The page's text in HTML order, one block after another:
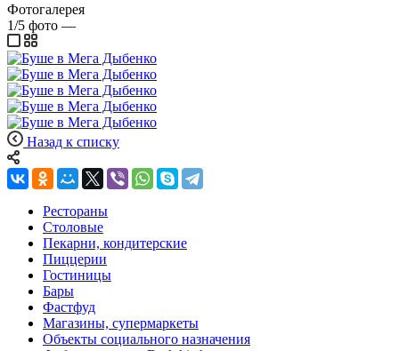
Фотогалерея
1/5 фото —
Назад к списку
Рестораны
Столовые
Пекарни, кондитерские
Пиццерии
Гостиницы
Бары
Фастфуд
Магазины, супермаркеты
Объекты социального назначения